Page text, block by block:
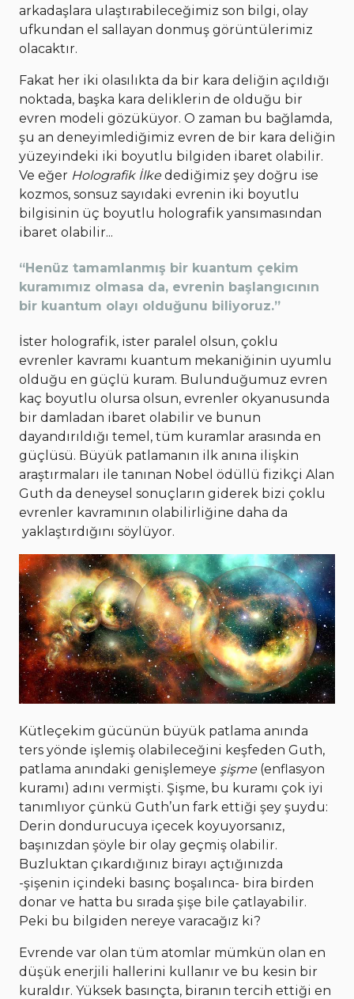
arkadaşlara ulaştırabileceğimiz son bilgi, olay
ufkundan el sallayan donmuş görüntülerimiz
olacaktır.
Fakat her iki olasılıkta da bir kara deliğin açıldığı
noktada, başka kara deliklerin de olduğu bir
evren modeli gözüküyor. O zaman bu bağlamda,
şu an deneyimlediğimiz evren de bir kara deliğin
yüzeyindeki iki boyutlu bilgiden ibaret olabilir.
Ve eğer Holografik İlkedediğimiz şey doğru ise
kozmos, sonsuz sayıdaki evrenin iki boyutlu
bilgisinin üç boyutlu holografik yansımasından
ibaret olabilir...
“Henüz tamamlanmış bir kuantum çekim
kuramımız olmasa da, evrenin başlangıcının
bir kuantum olayı olduğunu biliyoruz.”
İster holografik, ister paralel olsun, çoklu
evrenler kavramı kuantum mekaniğinin uyumlu
olduğu en güçlü kuram. Bulunduğumuz evren
kaç boyutlu olursa olsun, evrenler okyanusunda
bir damladan ibaret olabilir ve bunun
dayandırıldığı temel, tüm kuramlar arasında en
güçlüsü. Büyük patlamanın ilk anına ilişkin
araştırmaları ile tanınan Nobel ödüllü fizikçi Alan
Guth da deneysel sonuçların giderek bizi çoklu
evrenler kavramının olabilirliğine daha da
yaklaştırdığını söylüyor.
Kütleçekim gücünün büyük patlama anında
ters yönde işlemiş olabileceğini keşfeden Guth,
patlama anındaki genişlemeye şişme(enflasyon
kuramı) adını vermişti. Şişme, bu kuramı çok iyi
tanımlıyor çünkü Guth’un fark ettiği şey şuydu:
Derin dondurucuya içecek koyuyorsanız,
başınızdan şöyle bir olay geçmiş olabilir.
Buzluktan çıkardığınız birayı açtığınızda
-şişenin içindeki basınç boşalınca- bira birden
donar ve hatta bu sırada şişe bile çatlayabilir.
Peki bu bilgiden nereye varacağız ki?
Evrende var olan tüm atomlar mümkün olan en
düşük enerjili hallerini kullanır ve bu kesin bir
kuraldır. Yüksek basınçta, biranın tercih ettiği en